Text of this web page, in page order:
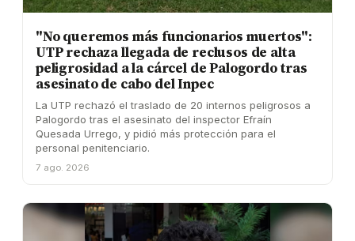
"No queremos más funcionarios muertos":
UTP rechaza llegada de reclusos de alta
peligrosidad a la cárcel de Palogordo tras
asesinato de cabo del Inpec
La UTP rechazó el traslado de 20 internos peligrosos a
Palogordo tras el asesinato del inspector Efraín
Quesada Urrego, y pidió más protección para el
personal penitenciario.
7 ago. 2026